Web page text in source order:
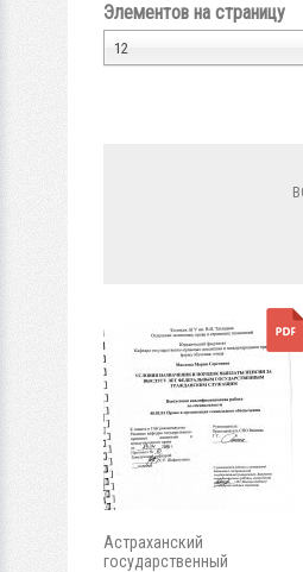
Элементов на страницу
12
Астраханский
государственный